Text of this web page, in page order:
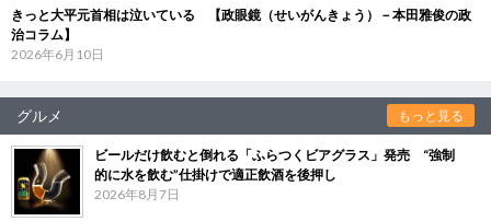
きっと大平元首相は泣いている 【政眼鏡（せいがんきょう）－本田雅俊の政
治コラム】
2026年6月10日
グルメ もっと見る
ビールだけ飲むと倒れる「ふらつくビアグラス」発売 “強制
的に水を飲む”仕掛けで適正飲酒を後押し
2026年8月7日